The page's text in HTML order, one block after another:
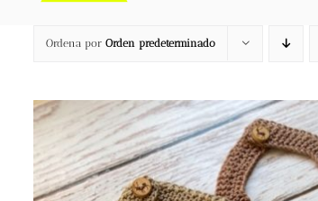
Ordena por Orden predeterminado